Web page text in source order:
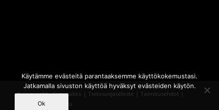
© Copyright - Sammakko | Tietosuojaseloste | Toimitusehdot |
Powered by
iQWebbi
Käytämme evästeitä parantaaksemme käyttökokemustasi.
Jatkamalla sivuston käyttöä hyväksyt evästeiden käytön.
Ok